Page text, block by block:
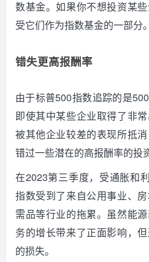
数基金。如果你不想投资某
受它们作为指数基金的一部分。
错失更高报酬率
由于标普500指数追踪的是
即使其中某些企业取得了非
被其他企业较差的表现所抵
错过一些潜在的高报酬率的投
在2023第三季度，受通胀和
指数受到了来自公用事业、
需品等行业的拖累。 虽然能
务的增长带来了正面影响，
的损失。